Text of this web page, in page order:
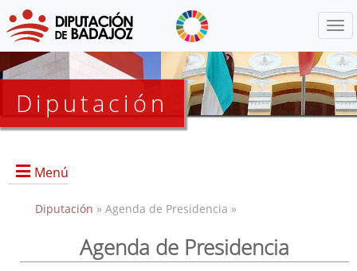
Diputación
Menú
Presidencia
Diputación » Agenda de Presidencia »
Agenda de Presidencia